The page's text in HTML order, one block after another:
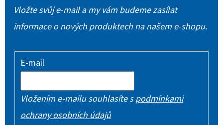
Vložte svůj e-mail a my vám budeme zasílat
informace o nových produktech na našem e-shopu.
E-mail
Vložením e-mailu souhlasíte spodmínkami
ochrany osobních údajů